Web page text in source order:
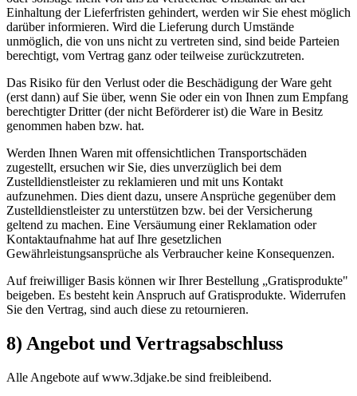
Einhaltung der Lieferfristen gehindert, werden wir Sie ehest möglich
darüber informieren. Wird die Lieferung durch Umstände
unmöglich, die von uns nicht zu vertreten sind, sind beide Parteien
berechtigt, vom Vertrag ganz oder teilweise zurückzutreten.
Das Risiko für den Verlust oder die Beschädigung der Ware geht
(erst dann) auf Sie über, wenn Sie oder ein von Ihnen zum Empfang
berechtigter Dritter (der nicht Beförderer ist) die Ware in Besitz
genommen haben bzw. hat.
Werden Ihnen Waren mit offensichtlichen Transportschäden
zugestellt, ersuchen wir Sie, dies unverzüglich bei dem
Zustelldienstleister zu reklamieren und mit uns Kontakt
aufzunehmen. Dies dient dazu, unsere Ansprüche gegenüber dem
Zustelldienstleister zu unterstützen bzw. bei der Versicherung
geltend zu machen. Eine Versäumung einer Reklamation oder
Kontaktaufnahme hat auf Ihre gesetzlichen
Gewährleistungsansprüche als Verbraucher keine Konsequenzen.
Auf freiwilliger Basis können wir Ihrer Bestellung „Gratisprodukte"
beigeben. Es besteht kein Anspruch auf Gratisprodukte. Widerrufen
Sie den Vertrag, sind auch diese zu retournieren.
8) Angebot und Vertragsabschluss
Alle Angebote auf www.3djake.be sind freibleibend.